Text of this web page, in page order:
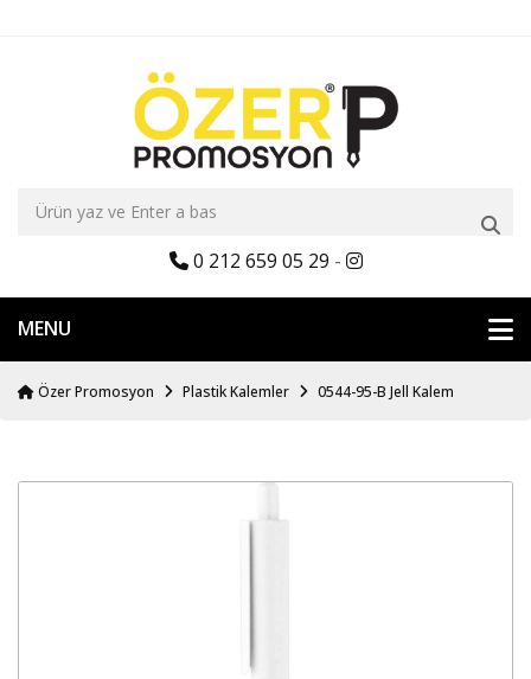
0 212 659 05 29 -
MENU
Özer Promosyon Plastik Kalemler 0544-95-B Jell Kalem